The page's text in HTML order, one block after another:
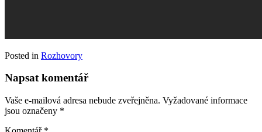
Posted in Rozhovory
Napsat komentář
Vaše e-mailová adresa nebude zveřejněna. Vyžadované informace
jsou označeny *